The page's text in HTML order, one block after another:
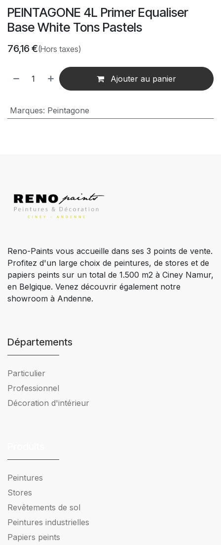
PEINTAGONE 4L Primer Equaliser
Base White Tons Pastels
76,16 €(Hors taxes)
Ajouter au panier
Marques: Peintagone
Reno-Paints vous accueille dans ses 3 points de vente.
Profitez d'un large choix de peintures, de stores et de
papiers peints sur un total de 1.500 m2 à Ciney Namur,
en Belgique. Venez découvrir également notre
showroom à Andenne.
Départements
Particulier
Professionnel
Décoration d'intérieur
Peintures
Stores
Revêtements de sol
Peintures industrielles
Papiers peints